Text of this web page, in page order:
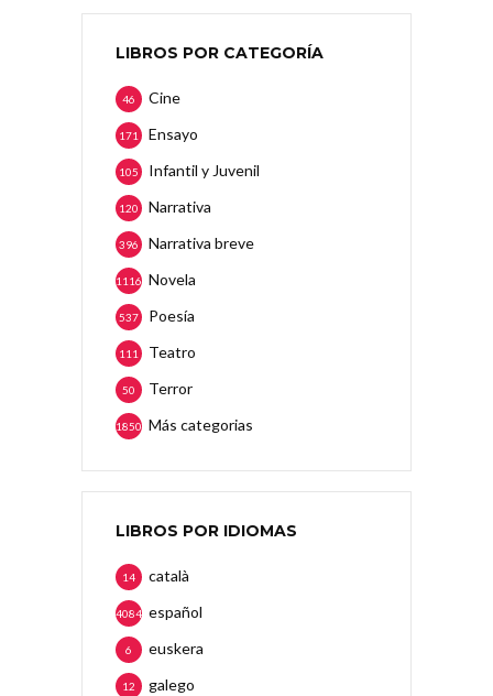
LIBROS POR CATEGORÍA
Cine
46
Ensayo
171
Infantil y Juvenil
105
Narrativa
120
Narrativa breve
396
Novela
1116
Poesía
537
Teatro
111
Terror
50
Más categorias
1850
LIBROS POR IDIOMAS
català
14
español
4084
euskera
6
galego
12